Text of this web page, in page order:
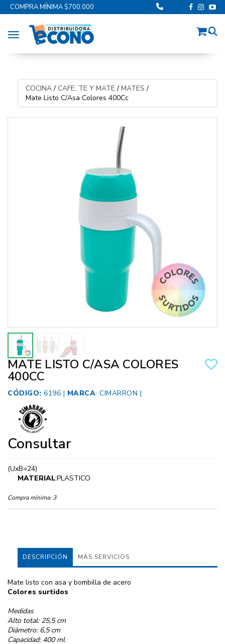
COMPRA MÍNIMA $700.000
Toggle navigation
COCINA/ CAFE, TE Y MATE / MATES /
Mate Listo C/Asa Colores 400Cc
MATE LISTO C/ASA COLORES
400CC
CÓDIGO: 6196 | MARCA: CIMARRON |
Consultar
(UxB=24)
MATERIAL:PLASTICO
Compra mínima: 3
DESCRIPCIÓN MÁS SERVICIOS
Mate listo con asa y bombilla de acero
Colores surtidos
Medidas
Alto total: 25,5 cm
Diámetro: 6,5 cm
Capacidad: 400 ml